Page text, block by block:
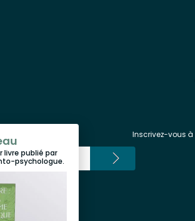
Inscrivez-vous à
livre publié par
psychologue.